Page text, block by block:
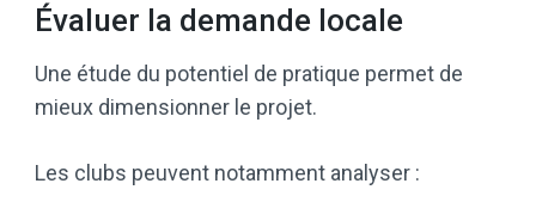
Évaluer la demande locale
Une étude du potentiel de pratique permet de
mieux dimensionner le projet.
Les clubs peuvent notamment analyser :